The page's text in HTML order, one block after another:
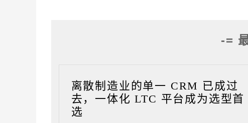
-=
离散制造业的单一 CRM 已成过
去，一体化 LTC 平台成为选型首
选